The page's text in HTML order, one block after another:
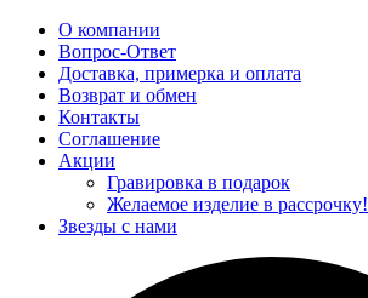
О компании
Вопрос-Ответ
Доставка, примерка и оплата
Возврат и обмен
Контакты
Соглашение
Акции
Гравировка в подарок
Желаемое изделие в рассрочку!
Звезды с нами